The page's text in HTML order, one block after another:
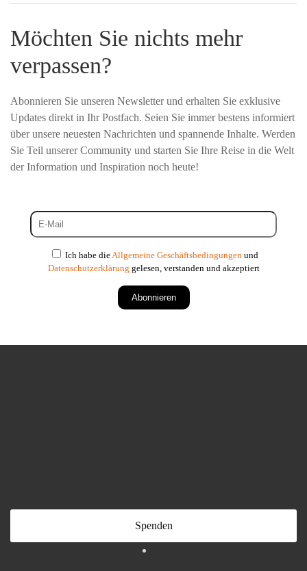
Möchten Sie nichts mehr
verpassen?
Abonnieren Sie unseren Newsletter und erhalten Sie exklusive
Updates direkt in Ihr Postfach. Seien Sie immer bestens informiert
über unsere neuesten Nachrichten und spannende Inhalte. Werden
Sie Teil unserer Community und starten Sie Ihre Reise in die Welt
der Information und Inspiration noch heute!
Ich habe die Allgemeine Geschäftsbedingungen und
Datenschutzerklärung gelesen, verstanden und akzeptiert
Abonnieren
Spenden